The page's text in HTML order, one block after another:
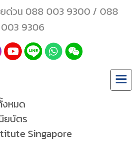
ด่วน 088 003 9300 / 088
003 9306
งหมด
ยบัตร
Singapore